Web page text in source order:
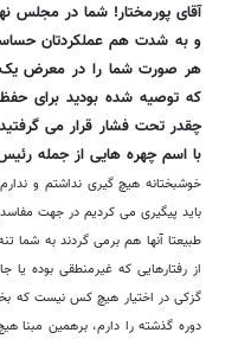
آقای پورمختار! شما در
و به شدت هم عملکردتان
هر صورت شما را در معرض یک
که توصیه شده بودید برای
چقدر تحت فشار قرار می گرفتید
با اسم چهره هایی از جمله
خوشبختانه هیچ گیری نداشتم و
باید پیگیری می کردیم در جهت
طبیعتا آنها هم برمی گردند به شما
از رفتارهایی که غیرمنطقی بوده
گزکی در اختیار هیچ کس نیست که
دوره گذشته را دارم، برهمین مبنا